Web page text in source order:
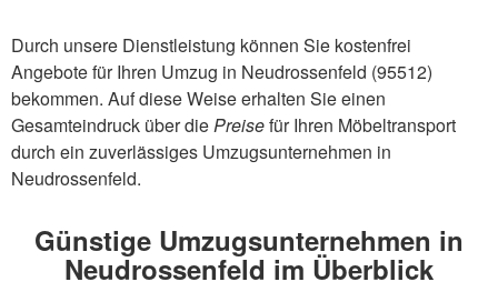
Durch unsere Dienstleistung können Sie kostenfrei
Angebote für Ihren Umzug in Neudrossenfeld (95512)
bekommen. Auf diese Weise erhalten Sie einen
Gesamteindruck über diePreisefür Ihren Möbeltransport
durch ein zuverlässiges Umzugsunternehmen in
Neudrossenfeld.
Günstige Umzugsunternehmen in
Neudrossenfeld im Überblick